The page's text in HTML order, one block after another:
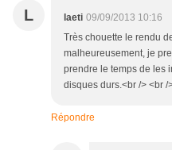
L laeti 09/09/2013 10:16
Très chouette le rendu
malheureusement, je
prendre le temps de les
disques durs.<br /> <br /
Répondre